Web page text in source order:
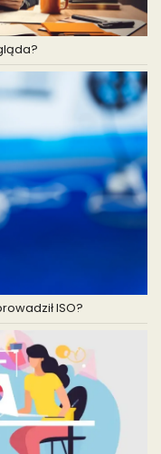
ISO?